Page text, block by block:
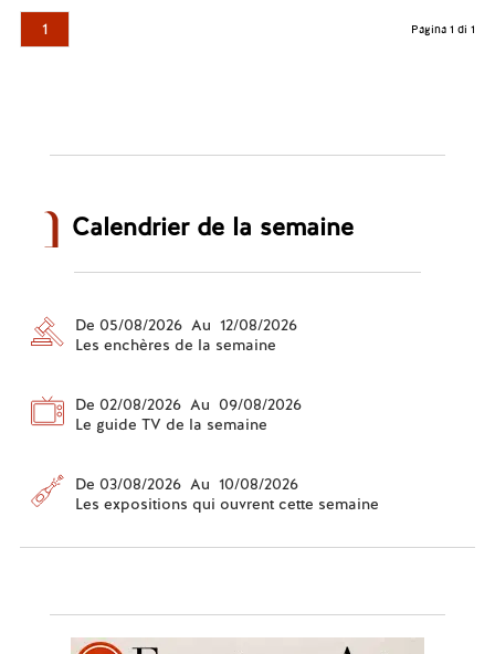
1 Pagina 1 di 1
Calendrier de la semaine
De 05/08/2026 Au 12/08/2026
Les enchères de la semaine
De 02/08/2026 Au 09/08/2026
Le guide TV de la semaine
De 03/08/2026 Au 10/08/2026
Les expositions qui ouvrent cette semaine